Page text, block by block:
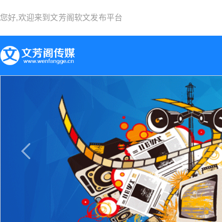
您好,欢迎来到 文芳阁软文发布平台